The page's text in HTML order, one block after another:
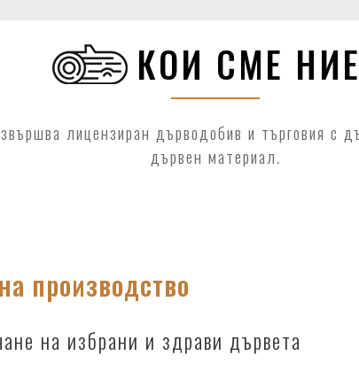
КОИ СМЕ
лицензиран дърводобив и търговия с
дървен материал.
производство
на избрани и здрави дървета